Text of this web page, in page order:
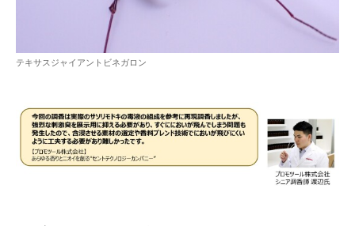
テキサスジャイアントビネガロン